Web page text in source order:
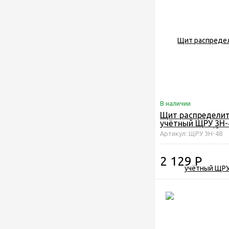
В наличии
Щит
учётный ЩРУ 3Н-
500х600х155
Артикул: ЩРУ 3Н-48
2 129 Р